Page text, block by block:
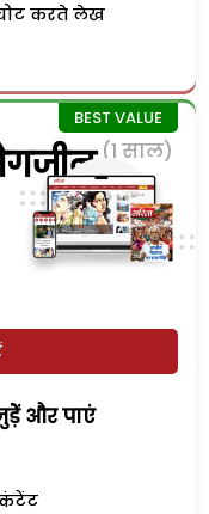
करते लेख
(1 साल)
और पाएं
कंटेंट